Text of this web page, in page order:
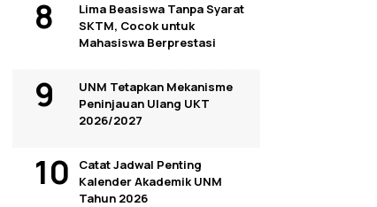
Lima Beasiswa Tanpa Syarat
SKTM, Cocok untuk
Mahasiswa Berprestasi
UNM Tetapkan Mekanisme
Peninjauan Ulang UKT
2026/2027
Catat Jadwal Penting
Kalender Akademik UNM
Tahun 2026